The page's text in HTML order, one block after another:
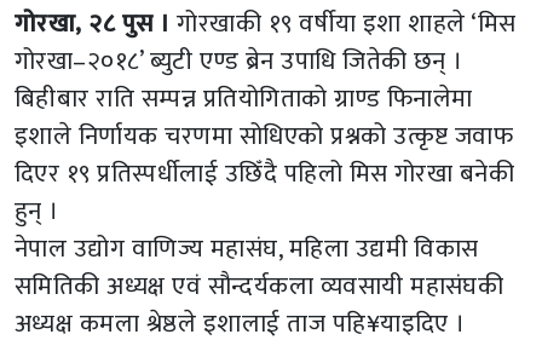
गोरखा, २८ पुस । गोरखाकी १९ वर्षीया इशा शाहले ‘मिस
गोरखा–२०१८’ ब्युटी एण्ड ब्रेन उपाधि जितेकी छन् ।
बिहीबार राति सम्पन्न प्रतियोगिताको ग्राण्ड फिनालेमा
इशाले निर्णायक चरणमा सोधिएको प्रश्नको उत्कृष्ट जवाफ
दिएर १९ प्रतिस्पर्धीलाई उछिँदै पहिलो मिस गोरखा बनेकी
हुन् ।
नेपाल उद्योग वाणिज्य महासंघ, महिला उद्यमी विकास
समितिकी अध्यक्ष एवं सौन्दर्यकला व्यवसायी महासंघकी
अध्यक्ष कमला श्रेष्ठले इशालाई ताज पहि¥याइदिए ।